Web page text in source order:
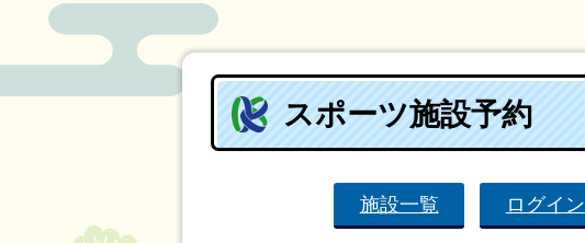
スポーツ施設予約
施設一覧 ログイン